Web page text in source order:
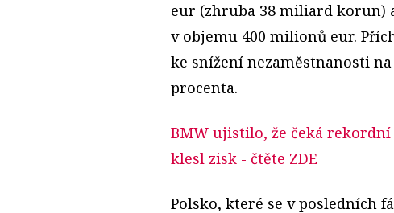
eur (zhruba 38 miliard korun)
v objemu 400 milionů eur.
ke snížení nezaměstnanosti
procenta.
BMW ujistilo, že čeká
klesl zisk - čtěte ZDE
Polsko, které se v posledních